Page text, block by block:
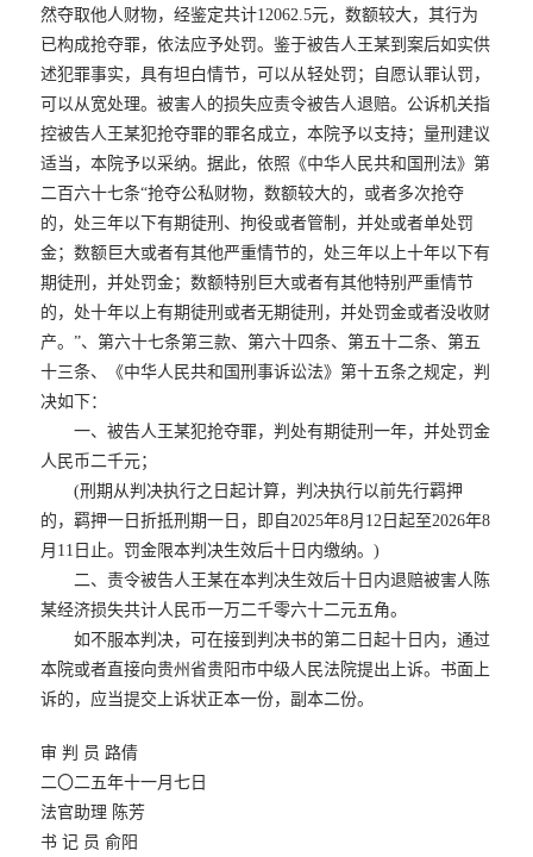
然夺取他人财物，经鉴定共计12062.5元，数额较大，其行为
已构成抢夺罪，依法应予处罚。鉴于被告人王某到案后如实供
述犯罪事实，具有坦白情节，可以从轻处罚；自愿认罪认罚，
可以从宽处理。被害人的损失应责令被告人退赔。公诉机关指
控被告人王某犯抢夺罪的罪名成立，本院予以支持；量刑建议
适当，本院予以采纳。据此，依照《中华人民共和国刑法》第
二百六十七条“抢夺公私财物，数额较大的，或者多次抢夺
的，处三年以下有期徒刑、拘役或者管制，并处或者单处罚
金；数额巨大或者有其他严重情节的，处三年以上十年以下有
期徒刑，并处罚金；数额特别巨大或者有其他特别严重情节
的，处十年以上有期徒刑或者无期徒刑，并处罚金或者没收财
产。”、第六十七条第三款、第六十四条、第五十二条、第五
十三条、《中华人民共和国刑事诉讼法》第十五条之规定，判
决如下：
一、被告人王某犯抢夺罪，判处有期徒刑一年，并处罚金
人民币二千元；
(刑期从判决执行之日起计算，判决执行以前先行羁押
的，羁押一日折抵刑期一日，即自2025年8月12日起至2026年8
月11日止。罚金限本判决生效后十日内缴纳。)
二、责令被告人王某在本判决生效后十日内退赔被害人陈
某经济损失共计人民币一万二千零六十二元五角。
如不服本判决，可在接到判决书的第二日起十日内，通过
本院或者直接向贵州省贵阳市中级人民法院提出上诉。书面上
诉的，应当提交上诉状正本一份，副本二份。
审 判 员 路倩
二〇二五年十一月七日
法官助理 陈芳
书 记 员 俞阳